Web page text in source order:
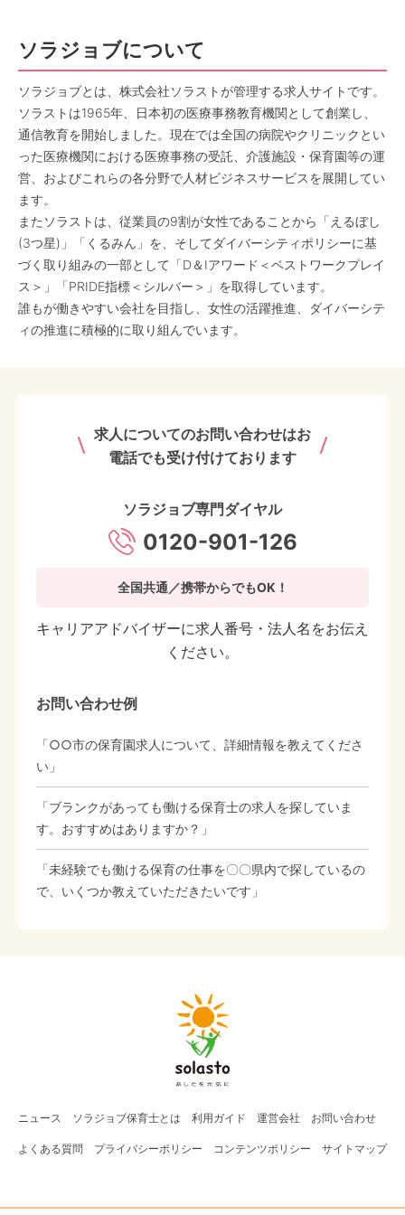
ソラジョブについて
ソラジョブとは、株式会社ソラストが管理する求人サイトです。
ソラストは1965年、日本初の医療事務教育機関として創業し、
通信教育を開始しました。現在では全国の病院やクリニックとい
った医療機関における医療事務の受託、介護施設・保育園等の運
営、およびこれらの各分野で人材ビジネスサービスを展開してい
ます。
またソラストは、従業員の9割が女性であることから「えるぼし
(3つ星)」「くるみん」を、そしてダイバーシティポリシーに基
づく取り組みの一部として「D＆Iアワード＜ベストワークプレイ
ス＞」「PRIDE指標＜シルバー＞」を取得しています。
誰もが働きやすい会社を目指し、女性の活躍推進、ダイバーシテ
ィの推進に積極的に取り組んでいます。
求人についてのお問い合わせはお
電話でも受け付けております
ソラジョブ専門ダイヤル
0120-901-126
全国共通／携帯からでもOK！
キャリアアドバイザーに求人番号・法人名をお伝え
ください。
お問い合わせ例
「○○市の保育園求人について、詳細情報を教えてくださ
い」
「ブランクがあっても働ける保育士の求人を探していま
す。おすすめはありますか？」
「未経験でも働ける保育の仕事を〇〇県内で探しているの
で、いくつか教えていただきたいです」
ニュース ソラジョブ保育士とは 利用ガイド 運営会社 お問い合わせ
よくある質問 プライバシーポリシー コンテンツポリシー サイトマップ